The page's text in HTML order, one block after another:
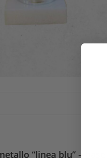
“linea blu” – base